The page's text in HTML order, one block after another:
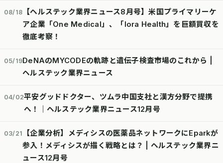
08/18
【ヘルステック業界ニュース8月号】米国プライマリーケ
ア企業「One Medical」、「lora Health」を巨額買収を
徹底考察！
05/19DeNAのMYCODEの軌跡と遺伝子検査市場のこれから |
ヘルステック業界ニュース
04/02平安グッドドクター、ツムラ中国支社と漢方分野で提携
へ！｜ヘルステック業界ニュース12月号
03/21
【企業分析】メディシスの医薬品ネットワークにEparkが
参入！メディシスが描く戦略とは？ | ヘルステック業界ニ
ュース12月号